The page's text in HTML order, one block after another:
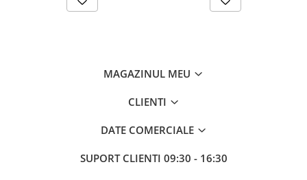
MAGAZINUL MEU
CLIENTI
DATE COMERCIALE
SUPORT CLIENTI 09:30 - 16:30